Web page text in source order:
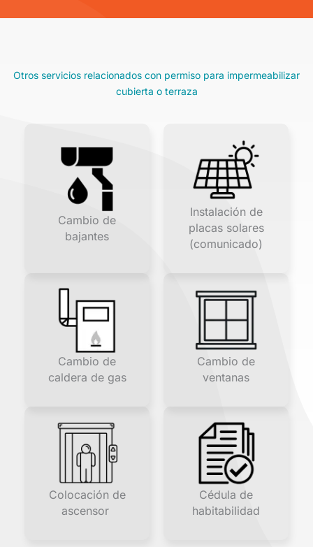
Otros servicios relacionados con permiso para impermeabilizar
cubierta o terraza
Cambio de
bajantes
Instalación de
placas solares
(comunicado)
Cambio de
caldera de gas
Cambio de
ventanas
Colocación de
ascensor
Cédula de
habitabilidad